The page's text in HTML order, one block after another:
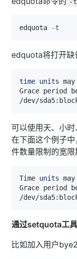
edquota -t
edquota将打开缺
time units
Grace period
可以使用天、小时
在下面这个例子
件数量限制的宽限
Time units
Grace period
通过setquota工具
比如加入用户